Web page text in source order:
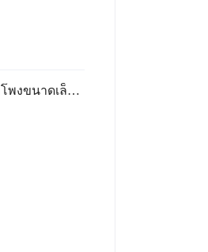
ข้อมูลเฉพาะของ ลำโพงตั้งโต๊ะ S4 เดสก์ท็อปเสียงแล็ปท็อปเสียงมัลติมีเดียซับวูฟเฟอร์ USB ลำโพงขนาดเล็ก การเชื่อมต่อ USB ลำโพงตั้งโต๊ะ